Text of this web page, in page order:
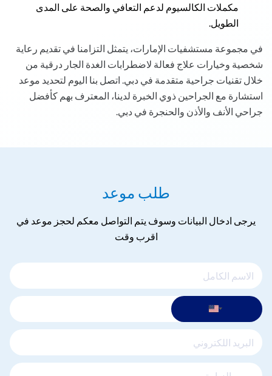
مكملات الكالسيوم لدعم التعافي والصحة على المدى
الطويل.
في مجموعة مستشفيات الإمارات، يتمثل التزامنا في تقديم رعاية
شخصية وخيارات علاج فعالة لاضطرابات الغدة الجار درقية من
خلال تقنيات جراحية متقدمة في دبي. اتصل بنا اليوم لتحديد موعد
استشارة مع الجراحين ذوي الخبرة لدينا، المعترف بهم كأفضل
جراحي الأنف والأذن والحنجرة في دبي.
طلب موعد
يرجى ادخال البيانات وسوف يتم التواصل معكم لحجز موعد في
اقرب وقت